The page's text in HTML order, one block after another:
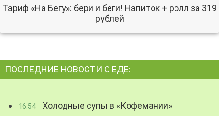
Тариф «На Бегу»: бери и беги! Напиток + ролл за 319
рублей
ПОСЛЕДНИЕ НОВОСТИ О ЕДЕ:
16:54 Холодные супы в «Кофемании»